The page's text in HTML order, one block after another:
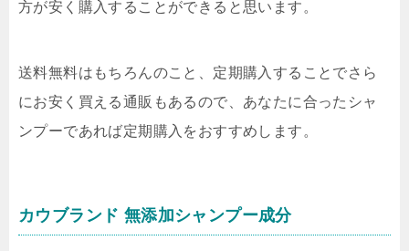
方が安く購入することができると思います。
送料無料はもちろんのこと、定期購入することでさら
にお安く買える通販もあるので、あなたに合ったシャ
ンプーであれば定期購入をおすすめします。
カウブランド 無添加シャンプー成分